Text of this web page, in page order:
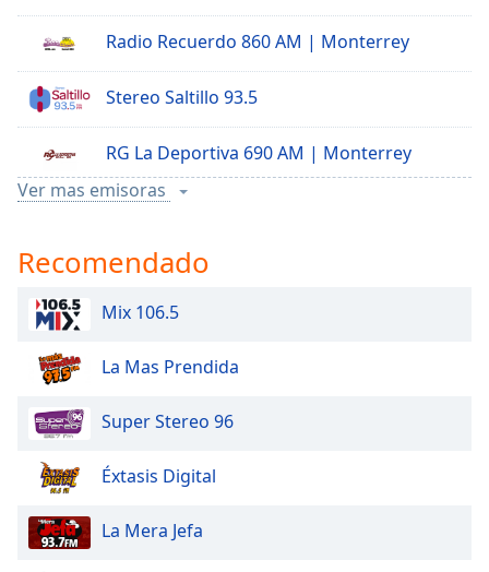
Radio Recuerdo 860 AM | Monterrey
Stereo Saltillo 93.5
RG La Deportiva 690 AM | Monterrey
La T Grande XET 990 AM | Monterrey
Ver mas emisoras
Recomendado
Mix 106.5
La Mas Prendida
Super Stereo 96
Éxtasis Digital
La Mera Jefa